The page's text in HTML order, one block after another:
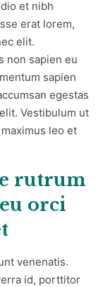
et nibh
erat lorem,
elit.
non sapien eu
sapien
egestas
Vestibulum ut
leo et
rutrum
orci
venenatis.
id, porttitor